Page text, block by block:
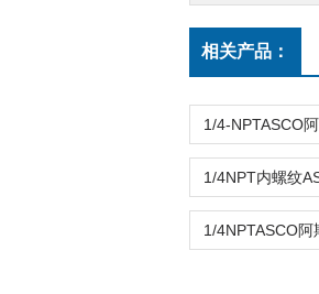
相关产品：